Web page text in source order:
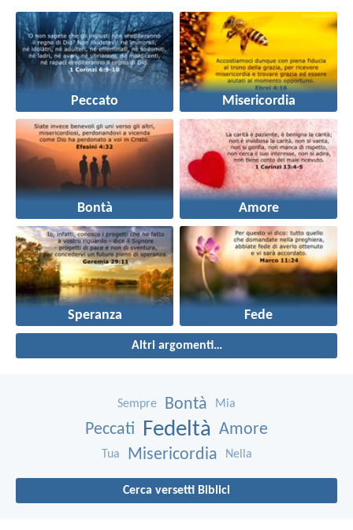
Peccato Misericordia
Bontà Amore
Speranza Fede
Altri argomenti…
Sempre Bontà Mia
Peccati Fedeltà Amore
Tua Misericordia Nella
Cerca versetti Biblici